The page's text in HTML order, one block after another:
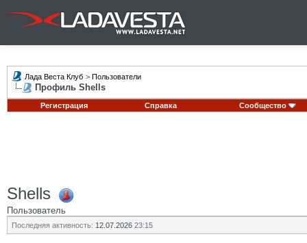
Лада Веста Клуб > Пользователи
Профиль Shells
Регистрация Справка Сообщество
Shells
Пользователь
Последняя активность: 12.07.2026 23:15